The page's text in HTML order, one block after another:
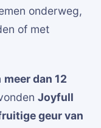
onderweg,
of met
meer dan 12
Joyfull
geur van